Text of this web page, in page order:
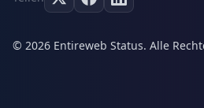
© 2026 Entireweb Status. Alle